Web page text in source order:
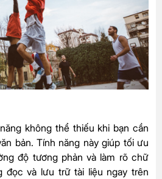
không thể thiếu khi bạn cần
bản. Tính năng này giúp tối ưu
độ tương phản và làm rõ chữ
đọc và lưu trữ tài liệu ngay trên